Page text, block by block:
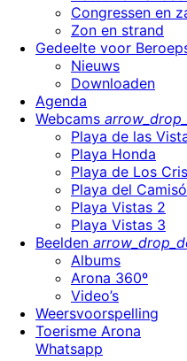
Congressen en
Zon en strand
Gedeelte voor
Nieuws
Downloaden
Agenda
Webcams
Playa de las
Playa Honda
Playa de Los
Playa del
Playa Vistas 2
Playa Vistas 3
Beelden
Albums
Arona 360º
Video’s
Weersvoorspelling
Toerisme Arona
Whatsapp